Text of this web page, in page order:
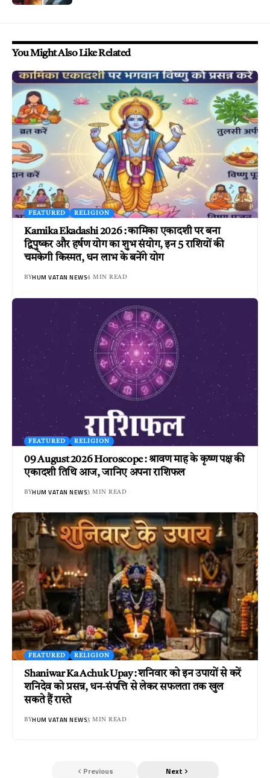
You Might Also Like Related
FEATURED RELIGION
Kamika Ekadashi 2026 : कामिका एकादशी पर बना
द्विपुष्कर और हर्षण योग का शुभ संयोग, इन 5 राशियों की
चमकेगी किस्मत, धन लाभ के बनेंगे योग
BYHUM VATAN NEWS4 MIN READ
FEATURED RELIGION
09 August 2026 Horoscope : श्रावण माह के कृष्ण पक्ष की
एकादशी तिथि आज, जानिए अपना राशिफल
BYHUM VATAN NEWS3 MIN READ
FEATURED RELIGION
Shaniwar Ka Achuk Upay : शनिवार को इन उपायों से करें
शनिदेव को प्रसन्न, धन-संपत्ति से लेकर सफलता तक खुल
सकते हैं रास्ते
BYHUM VATAN NEWS3 MIN READ
Previous Next